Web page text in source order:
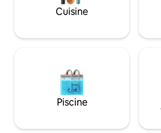
kayaks. Nous disposons du Wi-Fi et
télévision par câble. À quelques
Cuisine
Piscine